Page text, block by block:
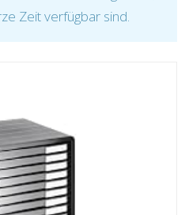
Zeit verfügbar sind.